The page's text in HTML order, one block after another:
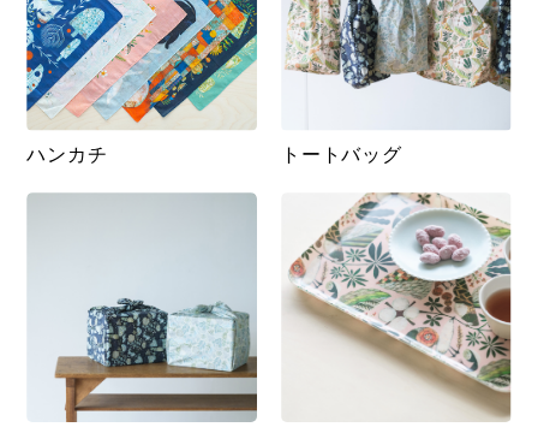
ハンカチ トートバッグ